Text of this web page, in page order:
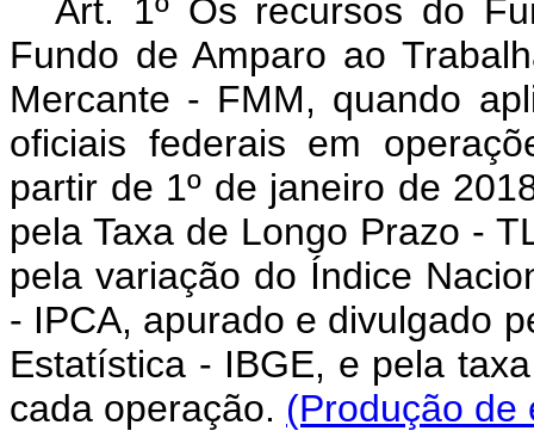
Art. 1º Os recursos do
Fundo de Amparo ao
Mercante - FMM, quando
oficiais federais em
partir de 1º de janeiro de
pela Taxa de Longo Prazo -
pela variação do Índice
- IPCA, apurado e divulgado
Estatística - IBGE, e pela
cada operação. (Produção de